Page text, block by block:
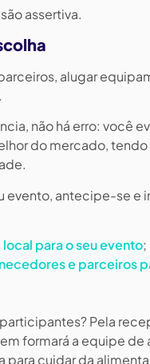
assertiva.
alugar
não há erro: você
do mercado, tendo
evento, antecipe-se e
para o seu evento;
e parceiros
Pela
formará a equipe de
para cuidar da